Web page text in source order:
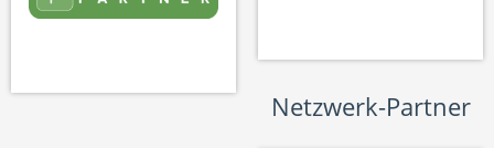
Netzwerk-Partner